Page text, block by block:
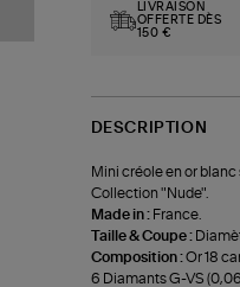
LIVRAISON
OFFERTE DÈS
150 €
DESCRIPTION
Mini créole en or
Collection "Nude".
Made in : France.
Taille & Coupe :
Composition :Or 18
6 Diamants G-VS